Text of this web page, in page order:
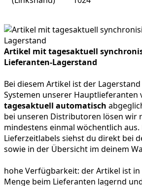
Artikel mit tagesaktuell
Lieferanten-Lagerstand
Bei diesem Artikel ist der
Systemen unserer
tagesaktuell automatisch
bei unseren Distributoren lösen wir
mindestens einmal wöchentlich aus.
Lieferzeitlabels siehst du direkt bei
sowie in der Übersicht im deinem
hohe Verfügbarkeit: der Artikel ist
Menge beim Lieferanten lagernd